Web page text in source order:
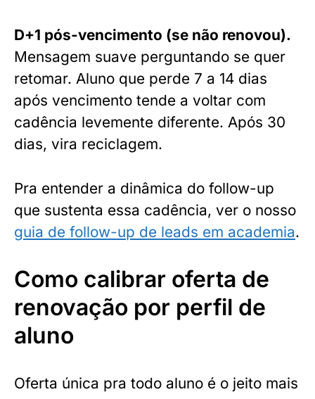
D+1 pós-vencimento (se não renovou).
Mensagem suave perguntando se quer
retomar. Aluno que perde 7 a 14 dias
após vencimento tende a voltar com
cadência levemente diferente. Após 30
dias, vira reciclagem.
Pra entender a dinâmica do follow-up
que sustenta essa cadência, ver o nosso
guia de follow-up de leads em academia.
Como calibrar oferta de
renovação por perfil de
aluno
Oferta única pra todo aluno é o jeito mais